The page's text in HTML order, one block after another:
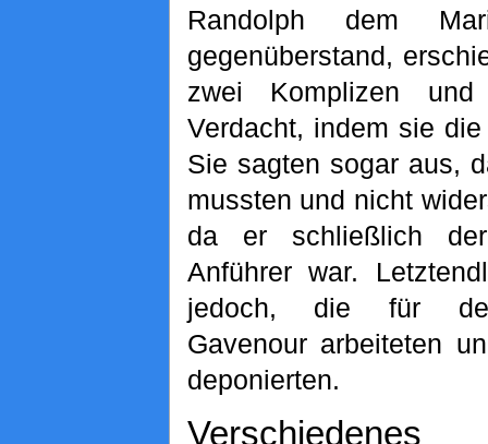
Randolph dem
gegenüberstand,
zwei Komplizen
Verdacht, indem sie
Sie sagten sogar aus,
mussten und nicht
da er schließlich der
Anführer war.
jedoch, die für
Gavenour arbeiteten
deponierten.
Verschiedenes